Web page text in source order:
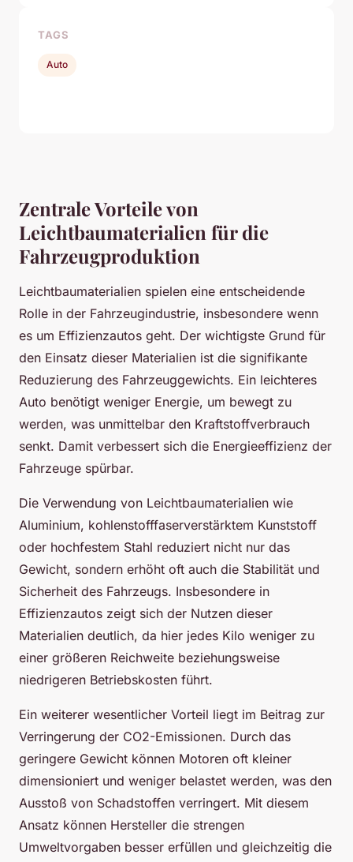
Zentrale Vorteile von
Leichtbaumaterialien für die
Fahrzeugproduktion
Leichtbaumaterialien spielen eine entscheidende
Rolle in der Fahrzeugindustrie, insbesondere wenn
es um Effizienzautos geht. Der wichtigste Grund für
den Einsatz dieser Materialien ist die signifikante
Reduzierung des Fahrzeuggewichts. Ein leichteres
Auto benötigt weniger Energie, um bewegt zu
werden, was unmittelbar den Kraftstoffverbrauch
senkt. Damit verbessert sich die Energieeffizienz der
Fahrzeuge spürbar.
Die Verwendung von Leichtbaumaterialien wie
Aluminium, kohlenstofffaserverstärktem Kunststoff
oder hochfestem Stahl reduziert nicht nur das
Gewicht, sondern erhöht oft auch die Stabilität und
Sicherheit des Fahrzeugs. Insbesondere in
Effizienzautos zeigt sich der Nutzen dieser
Materialien deutlich, da hier jedes Kilo weniger zu
einer größeren Reichweite beziehungsweise
niedrigeren Betriebskosten führt.
Ein weiterer wesentlicher Vorteil liegt im Beitrag zur
Verringerung der CO2-Emissionen. Durch das
geringere Gewicht können Motoren oft kleiner
dimensioniert und weniger belastet werden, was den
Ausstoß von Schadstoffen verringert. Mit diesem
Ansatz können Hersteller die strengen
Umweltvorgaben besser erfüllen und gleichzeitig die
TAGS
Auto